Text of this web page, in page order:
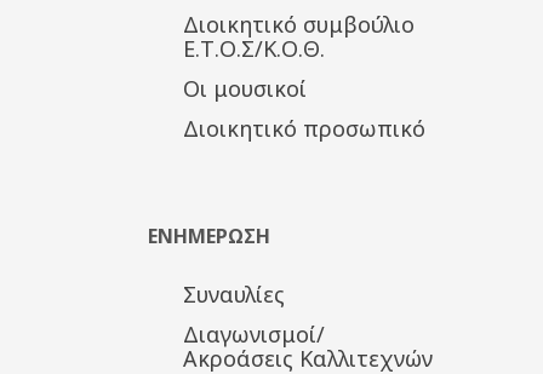
Διοικητικό συμβούλιο
Ε.Τ.Ο.Σ/Κ.Ο.Θ.
Οι μουσικοί
Διοικητικό προσωπικό
ΕΝΗΜΕΡΩΣΗ
Συναυλίες
Διαγωνισμοί/
Ακροάσεις Καλλιτεχνών